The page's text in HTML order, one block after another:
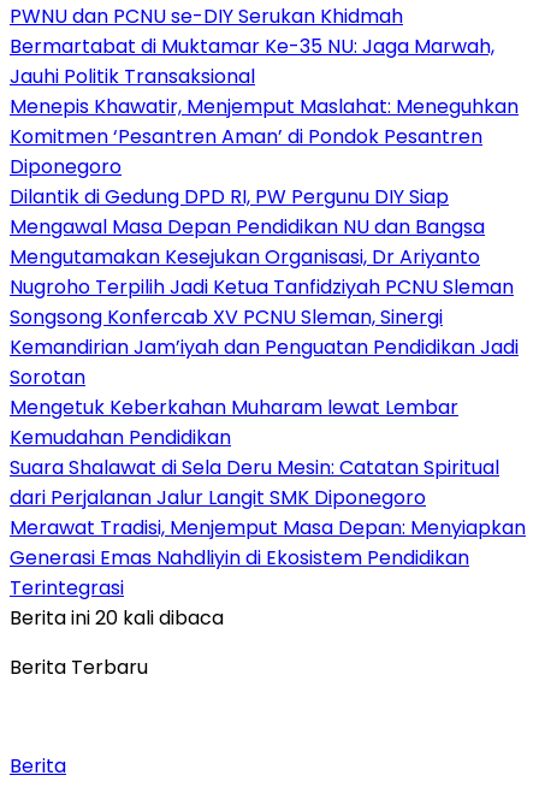
PWNU dan PCNU se-DIY Serukan Khidmah
Bermartabat di Muktamar Ke-35 NU: Jaga Marwah,
Jauhi Politik Transaksional
Menepis Khawatir, Menjemput Maslahat: Meneguhkan
Komitmen ‘Pesantren Aman’ di Pondok Pesantren
Diponegoro
Dilantik di Gedung DPD RI, PW Pergunu DIY Siap
Mengawal Masa Depan Pendidikan NU dan Bangsa
Mengutamakan Kesejukan Organisasi, Dr Ariyanto
Nugroho Terpilih Jadi Ketua Tanfidziyah PCNU Sleman
Songsong Konfercab XV PCNU Sleman, Sinergi
Kemandirian Jam’iyah dan Penguatan Pendidikan Jadi
Sorotan
Mengetuk Keberkahan Muharam lewat Lembar
Kemudahan Pendidikan
Suara Shalawat di Sela Deru Mesin: Catatan Spiritual
dari Perjalanan Jalur Langit SMK Diponegoro
Merawat Tradisi, Menjemput Masa Depan: Menyiapkan
Generasi Emas Nahdliyin di Ekosistem Pendidikan
Terintegrasi
Berita ini 20 kali dibaca
Berita Terbaru
Berita